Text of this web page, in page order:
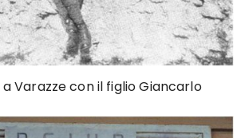
Varazze con il figlio Giancarlo